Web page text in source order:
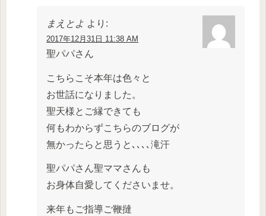
まえとよ より:
2017年12月31日 11:38 AM
聖パパさん
こちらこそ本年は色々と
お世話になりました。
聖天様とご縁できても
何もわからずこちらのブログが
無かったらと思うと､､､､滝汗
聖パパさん聖ママさんも
お身体自愛してくださいませ。
来年もご指導ご鞭撻